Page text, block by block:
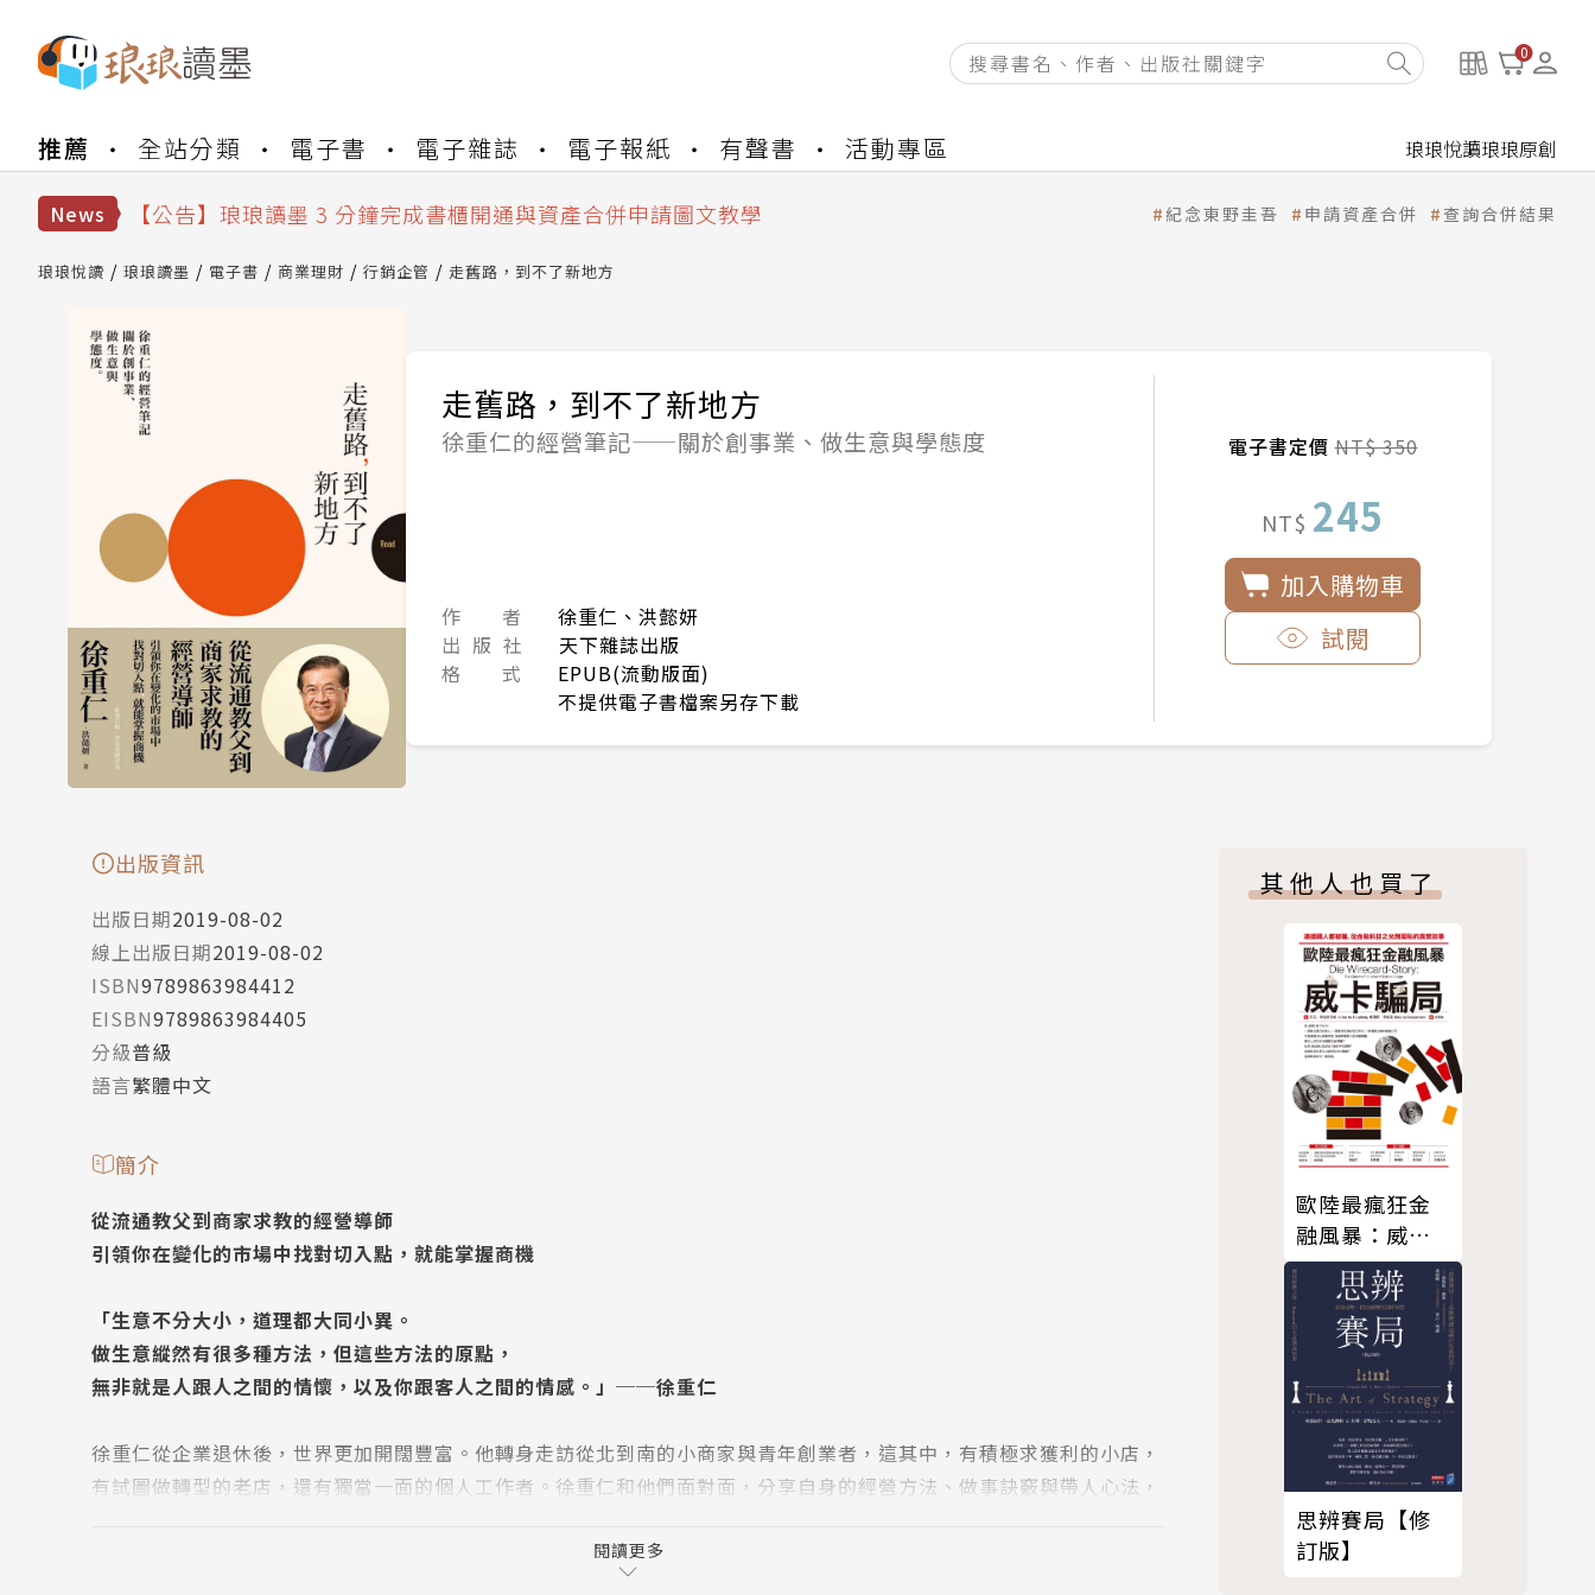
0
推薦 全站分類 電子書 電子雜誌 電子報紙 有聲書 活動專區 琅琅悅讀琅琅原創
News
【公告】琅琅讀墨數位閱讀資產合併與書櫃開通申請
【公告】琅琅讀墨 3 分鐘完成書櫃開通與資產合併申請圖文教學
【公告】琅琅讀墨數位閱讀資產合併與書櫃開通申請
紀念東野圭吾 申請資產合併 查詢合併結果
琅琅悅讀 琅琅讀墨 電子書 商業理財 行銷企管 走舊路，到不了新地方
走舊路，到不了新地方
徐重仁的經營筆記——關於創事業、做生意與學態度
作 者
徐重仁、洪懿妍
出 版 社
天下雜誌出版
格 式
EPUB(流動版面)
不提供電子書檔案另存下載
電子書定價NT$ 350
NT$ 245
加入購物車
試閱
出版資訊
出版日期2019-08-02
線上出版日期2019-08-02
ISBN9789863984412
EISBN9789863984405
分級普級
語言繁體中文
簡介
從流通教父到商家求教的經營導師
引領你在變化的市場中找對切入點，就能掌握商機
「生意不分大小，道理都大同小異。
做生意縱然有很多種方法，但這些方法的原點，
無非就是人跟人之間的情懷，以及你跟客人之間的情感。」──徐重仁
徐重仁從企業退休後，世界更加開闊豐富。他轉身走訪從北到南的小商家與青年創業者，這其中，有積極求獲利的小店，
有試圖做轉型的老店，還有獨當一面的個人工作者。徐重仁和他們面對面，分享自身的經營方法、做事訣竅與帶人心法，
閱讀更多
其他人也買了
歐陸最瘋狂金
融風暴：威卡
騙局
思辨賽局【修
訂版】